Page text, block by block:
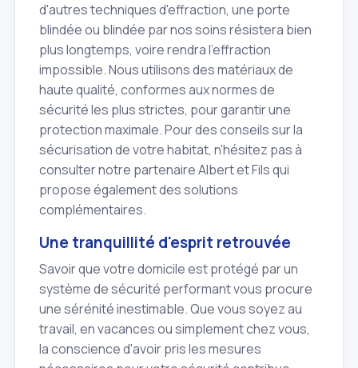
d'autres techniques d'effraction, une porte
blindée ou blindée par nos soins résistera bien
plus longtemps, voire rendra l'effraction
impossible. Nous utilisons des matériaux de
haute qualité, conformes aux normes de
sécurité les plus strictes, pour garantir une
protection maximale. Pour des conseils sur la
sécurisation de votre habitat, n'hésitez pas à
consulter notre partenaire Albert et Fils qui
propose également des solutions
complémentaires.
Une tranquillité d'esprit retrouvée
Savoir que votre domicile est protégé par un
système de sécurité performant vous procure
une sérénité inestimable. Que vous soyez au
travail, en vacances ou simplement chez vous,
la conscience d'avoir pris les mesures